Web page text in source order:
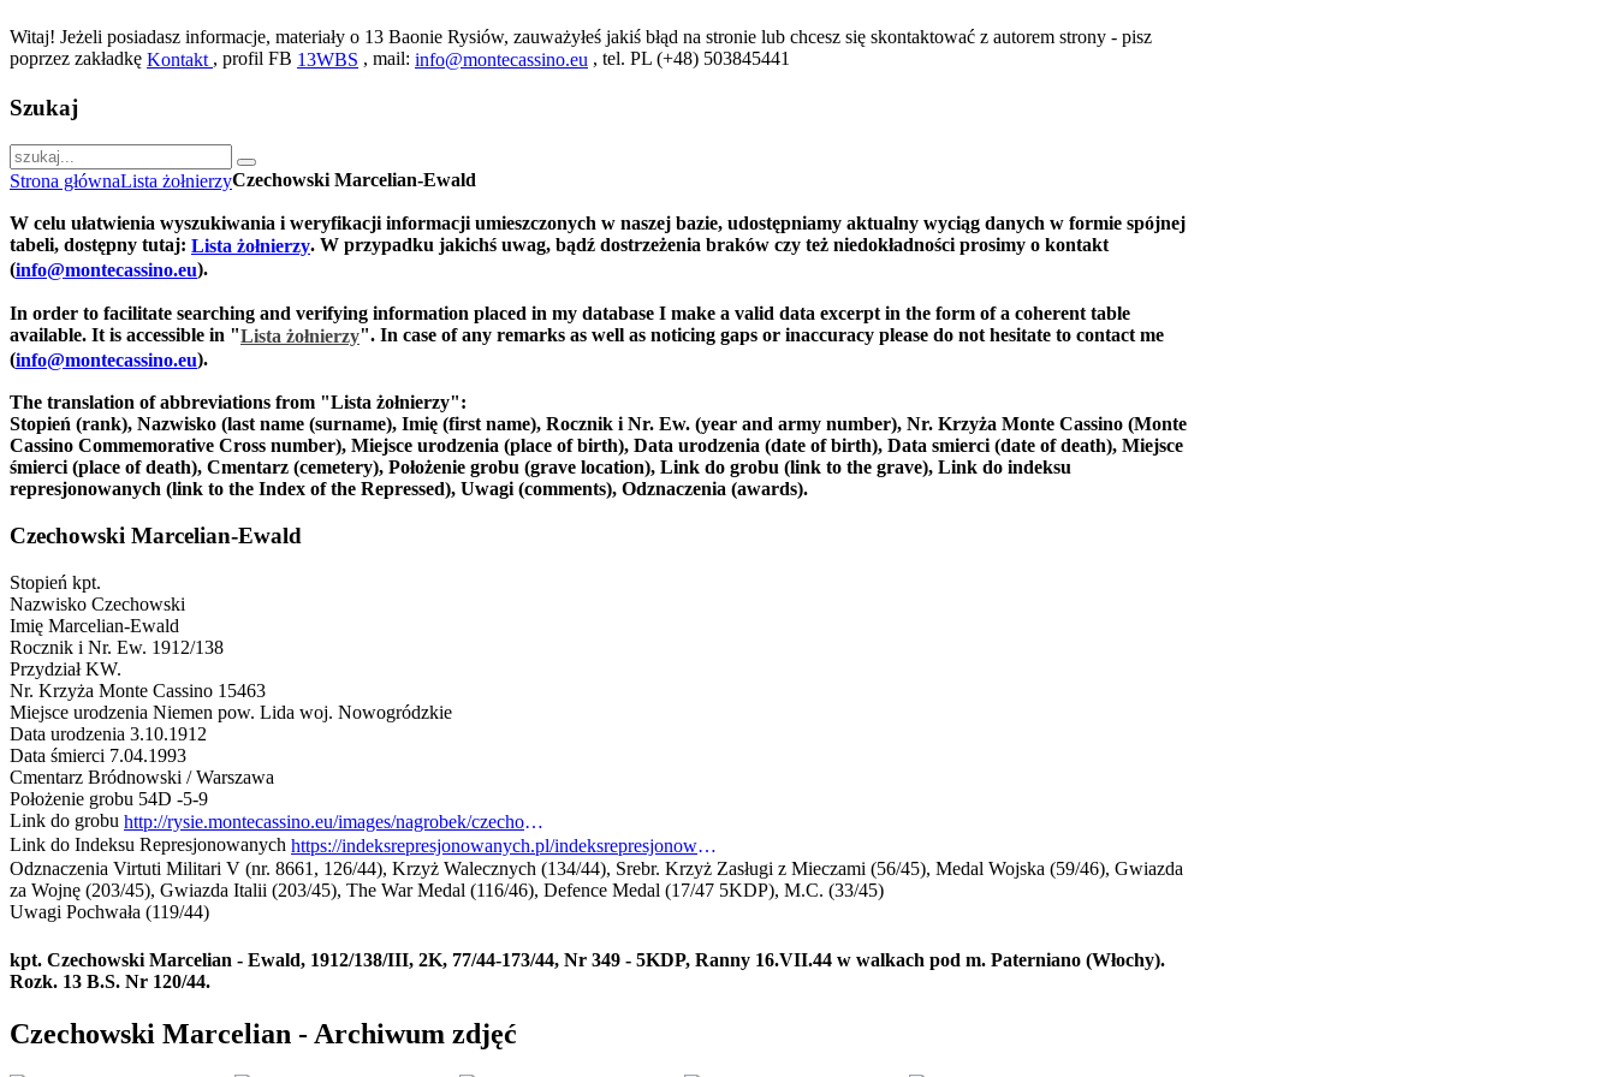
Witaj! Jeżeli posiadasz informacje, materiały o 13 Baonie Rysiów, zauważyłeś jakiś błąd na stronie lub chcesz się skontaktować z autorem strony - pisz
poprzez zakładkę Kontakt , profil FB 13WBS , mail: info@montecassino.eu , tel. PL (+48) 503845441
Szukaj
Strona głównaLista żołnierzyCzechowski Marcelian-Ewald
W celu ułatwienia wyszukiwania i weryfikacji informacji umieszczonych w naszej bazie, udostępniamy aktualny wyciąg danych w formie spójnej
tabeli, dostępny tutaj: Lista żołnierzy. W przypadku jakichś uwag, bądź dostrzeżenia braków czy też niedokładności prosimy o kontakt
(info@montecassino.eu).
In order to facilitate searching and verifying information placed in my database I make a valid data excerpt in the form of a coherent table
available. It is accessible in "Lista żołnierzy". In case of any remarks as well as noticing gaps or inaccuracy please do not hesitate to contact me
(info@montecassino.eu).
The translation of abbreviations from "Lista żołnierzy":
Stopień (rank), Nazwisko (last name (surname), Imię (first name), Rocznik i Nr. Ew. (year and army number), Nr. Krzyża Monte Cassino (Monte
Cassino Commemorative Cross number), Miejsce urodzenia (place of birth), Data urodzenia (date of birth), Data smierci (date of death), Miejsce
śmierci (place of death), Cmentarz (cemetery), Położenie grobu (grave location), Link do grobu (link to the grave), Link do indeksu
represjonowanych (link to the Index of the Repressed), Uwagi (comments), Odznaczenia (awards).
Czechowski Marcelian-Ewald
Stopień kpt.
Nazwisko Czechowski
Imię Marcelian-Ewald
Rocznik i Nr. Ew. 1912/138
Przydział KW.
Nr. Krzyża Monte Cassino 15463
Miejsce urodzenia Niemen pow. Lida woj. Nowogródzkie
Data urodzenia 3.10.1912
Data śmierci 7.04.1993
Cmentarz Bródnowski / Warszawa
Położenie grobu 54D -5-9
Link do grobu
http://rysie.montecassino.eu/images/nagrobek/czechowski_marcelian_ewald.jpg
Link do Indeksu Represjonowanych
https://indeksrepresjonowanych.pl/indeksrepresjonowanych/pl/szczegoly1.jsp?id=20473
Odznaczenia Virtuti Militari V (nr. 8661, 126/44), Krzyż Walecznych (134/44), Srebr. Krzyż Zasługi z Mieczami (56/45), Medal Wojska (59/46), Gwiazda
za Wojnę (203/45), Gwiazda Italii (203/45), The War Medal (116/46), Defence Medal (17/47 5KDP), M.C. (33/45)
Uwagi Pochwała (119/44)
kpt. Czechowski Marcelian - Ewald, 1912/138/III, 2K, 77/44-173/44, Nr 349 - 5KDP, Ranny 16.VII.44 w walkach pod m. Paterniano (Włochy).
Rozk. 13 B.S. Nr 120/44.
Czechowski Marcelian - Archiwum zdjęć